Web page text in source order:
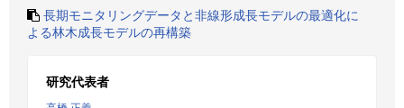
長期モニタリングデータと非線形成長モデルの最適化に
よる林木成長モデルの再構築
研究代表者